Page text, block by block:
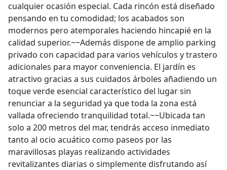
cualquier ocasión especial. Cada rincón está diseñado
pensando en tu comodidad; los acabados son
modernos pero atemporales haciendo hincapié en la
calidad superior.~~Además dispone de amplio parking
privado con capacidad para varios vehículos y trastero
adicionales para mayor conveniencia. El jardín es
atractivo gracias a sus cuidados árboles añadiendo un
toque verde esencial característico del lugar sin
renunciar a la seguridad ya que toda la zona está
vallada ofreciendo tranquilidad total.~~Ubicada tan
solo a 200 metros del mar, tendrás acceso inmediato
tanto al ocio acuático como paseos por las
maravillosas playas realizando actividades
revitalizantes diarias o simplemente disfrutando así